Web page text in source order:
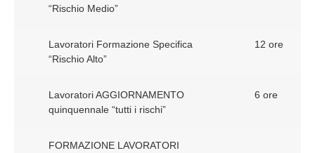
“Rischio Medio”
Lavoratori Formazione Specifica
“Rischio Alto”
12 ore
Lavoratori AGGIORNAMENTO
quinquennale “tutti i rischi”
6 ore
FORMAZIONE LAVORATORI